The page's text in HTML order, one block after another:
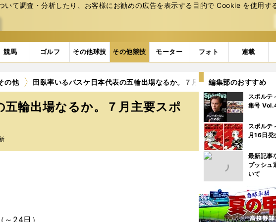
いて調査・分析したり、お客様にお勧めの広告を表⽰する⽬的で Cookie を使⽤す
競馬 ゴルフ その他球技 その他競技 モーター フォト 連載
の他 田臥率いるバスケ日本代表の五輪出場なるか。７月主要スポーツカレンダ
輪出場なるか。７月主要スポ
～24日）
編集部のおすすめ
スポル
集号
スポル
月16日発
最新記
プッシュ
いて